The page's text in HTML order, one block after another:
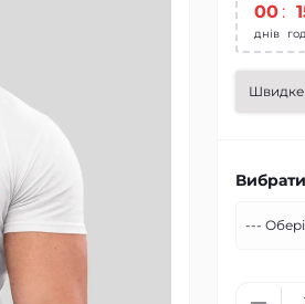
00
днів
:
Швидке